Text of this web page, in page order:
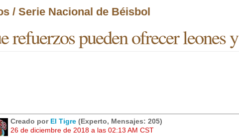
/ Serie Nacional de Béisbol
refuerzos pueden ofrecer leones
Creado por El Tigre (Experto, Mensajes: 205)
26 de diciembre de 2018 a las 02:13 AM CST